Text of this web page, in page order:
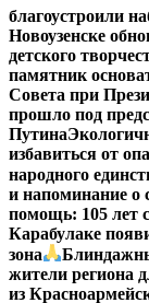
благоустроили
Новоузенске
детского
памятник
Совета при
прошло под
Путина
избавиться от
народного
и напоминание о
помощь: 105 лет
Карабулаке
зона
жители региона
из